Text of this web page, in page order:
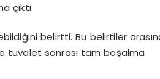
çıktı.
belirtti. Bu belirtiler
tuvalet sonrası tam boşalma